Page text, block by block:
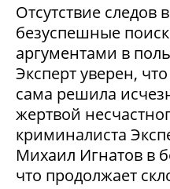
Отсутствие следов
безуспешные
аргументами в
Эксперт уверен,
сама решила
жертвой
криминалиста
Михаил Игнатов в
что продолжает